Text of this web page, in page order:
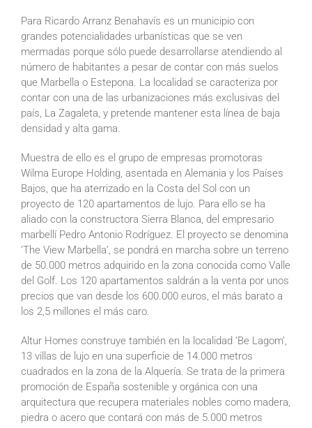
Para Ricardo Arranz Benahavís es un municipio con
grandes potencialidades urbanísticas que se ven
mermadas porque sólo puede desarrollarse atendiendo al
número de habitantes a pesar de contar con más suelos
que Marbella o Estepona. La localidad se caracteriza por
contar con una de las urbanizaciones más exclusivas del
país, La Zagaleta, y pretende mantener esta línea de baja
densidad y alta gama.
Muestra de ello es el grupo de empresas promotoras
Wilma Europe Holding, asentada en Alemania y los Países
Bajos, que ha aterrizado en la Costa del Sol con un
proyecto de 120 apartamentos de lujo. Para ello se ha
aliado con la constructora Sierra Blanca, del empresario
marbellí Pedro Antonio Rodríguez. El proyecto se denomina
‘The View Marbella’, se pondrá en marcha sobre un terreno
de 50.000 metros adquirido en la zona conocida como Valle
del Golf. Los 120 apartamentos saldrán a la venta por unos
precios que van desde los 600.000 euros, el más barato a
los 2,5 millones el más caro.
Altur Homes construye también en la localidad ‘Be Lagom’,
13 villas de lujo en una superficie de 14.000 metros
cuadrados en la zona de la Alquería. Se trata de la primera
promoción de España sostenible y orgánica con una
arquitectura que recupera materiales nobles como madera,
piedra o acero que contará con más de 5.000 metros